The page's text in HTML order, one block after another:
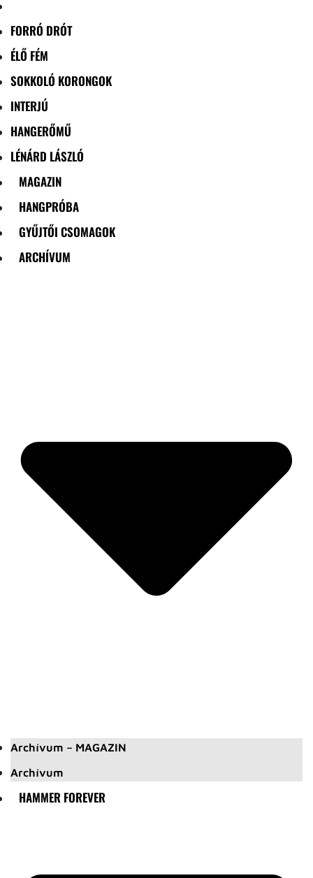
FORRÓ DRÓT
ÉLŐ FÉM
SOKKOLÓ KORONGOK
INTERJÚ
HANGERŐMŰ
LÉNÁRD LÁSZLÓ
MAGAZIN
HANGPRÓBA
GYŰJTŐI CSOMAGOK
ARCHÍVUM
Archívum – MAGAZIN
Archívum
HAMMER FOREVER